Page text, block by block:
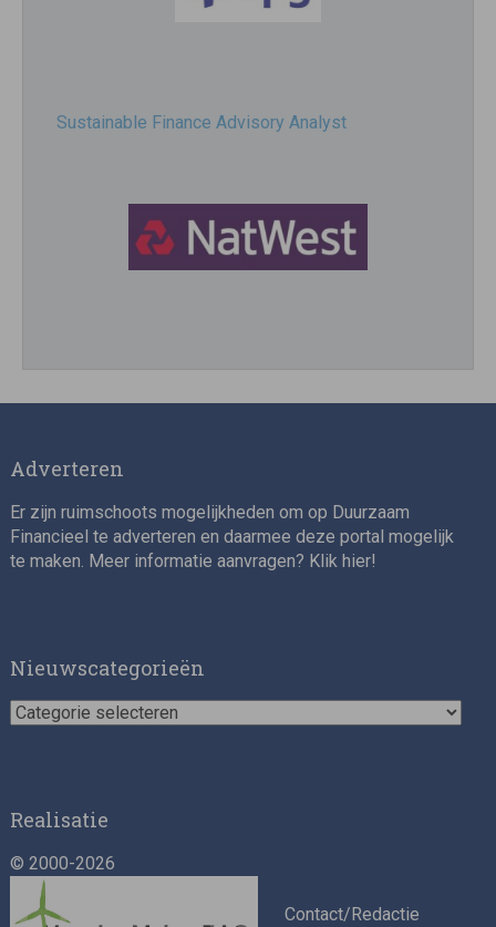
Sustainable Finance Advisory Analyst
Director, Impact Investing
Asset Management Internship – Responsible
Adverteren
Er zijn ruimschoots mogelijkheden om op Duurzaam
Financieel te adverteren en daarmee deze portal mogelijk
te maken. Meer informatie aanvragen? Klik hier!
Nieuwscategorieën
Nieuwscategorieën
Realisatie
© 2000-2026
Contact/Redactie